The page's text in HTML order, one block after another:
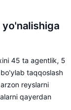
45 ta agentlik, 5
taqqoslash
reyslarni
qayerdan